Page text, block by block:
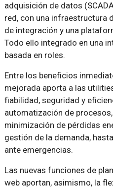
adquisición de datos
red, con una infraestructura
de integración y una
Todo ello integrado en una
basada en roles.
Entre los beneficios
mejorada aporta a las
fiabilidad, seguridad y
automatización de
minimización de pérdidas
gestión de la demanda,
ante emergencias.
Las nuevas funciones de
web aportan, asimismo, la